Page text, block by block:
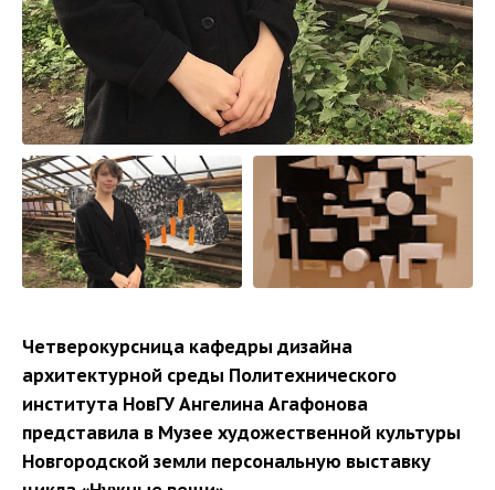
Четверокурсница кафедры дизайна
архитектурной среды Политехнического
института НовГУ Ангелина Агафонова
представила в Музее художественной культуры
Новгородской земли персональную выставку